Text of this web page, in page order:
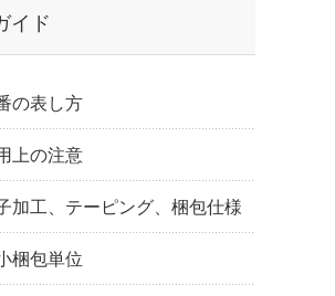
イド
の表し方
上の注意
加工、テーピング、梱包仕様
梱包単位